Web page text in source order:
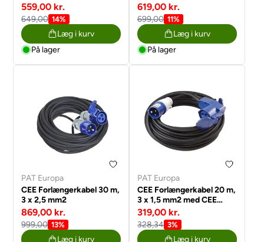
559,00 kr.
649,00 14%
Læg i kurv
På lager
619,00 kr.
699,00 11%
Læg i kurv
På lager
PAT Europa
CEE Forlængerkabel 30 m,
3 x 2,5 mm2
869,00 kr.
999,00 13%
Læg i kurv
PAT Europa
CEE Forlængerkabel 20 m,
3 x 1,5 mm2 med CEE
vinkelstik
319,00 kr.
328,34 3%
Læg i kurv